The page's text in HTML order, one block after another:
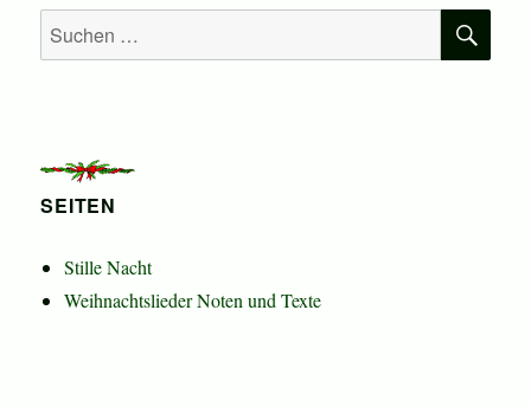
Suchen
nach:
SEITEN
Stille Nacht
Weihnachtslieder Noten und Texte